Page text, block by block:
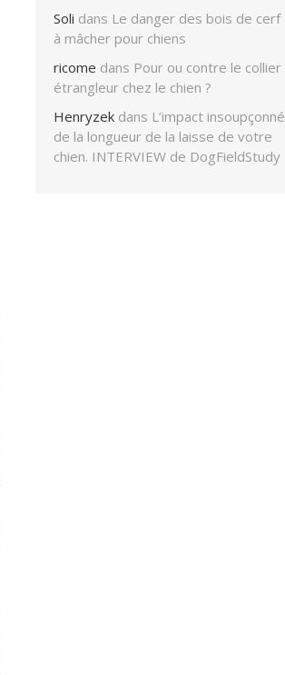
Soli dans Le danger des bois de cerf
à mâcher pour chiens
ricome dans Pour ou contre le collier
étrangleur chez le chien ?
Henryzek dans L’impact insoupçonné
de la longueur de la laisse de votre
chien. INTERVIEW de DogFieldStudy